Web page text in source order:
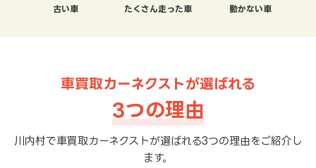
古い車 たくさん走った車 動かない車
車買取カーネクストが選ばれる
3つの理由
川内村で車買取カーネクストが選ばれる3つの理由をご紹介し
ます。